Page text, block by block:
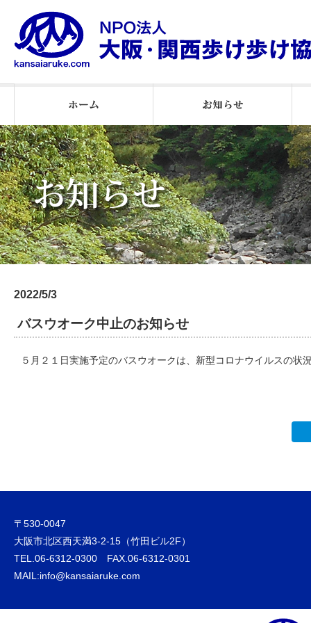
お知らせ
2026年ウオーキング通信
2025 ウオーキング通信
2026年月例会報告
２０２５月例会報告
2024 月例会報告
2022/5/3
バスウオーク中止のお知らせ
５月２１日実施予定のバスウオークは、新型コロナウイルスの
〒530-0047
大阪市北区西天満3-2-15（竹田ビル2F）
TEL.06-6312-0300 FAX.06-6312-0301
MAIL:info@kansaiaruke.com